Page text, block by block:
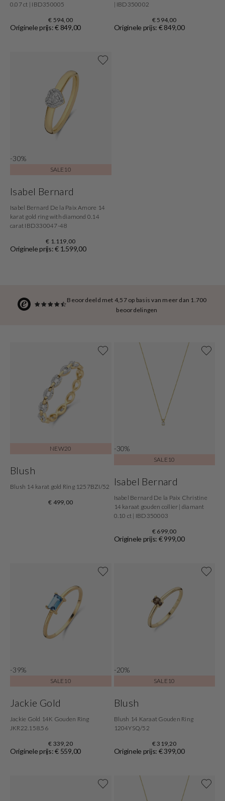
Beoordeeld met 4,57 op basis van meer dan 1.700
beoordelingen
0.07 ct | IBD350005
€ 594,00
Originele prijs: € 849,00
| IBD350002
€ 594,00
Originele prijs: € 849,00
-30%
SALE10
Isabel Bernard
Isabel Bernard De la Paix Amore 14
karat gold ring with diamond 0.14
carat IBD330047-48
€ 1.119,00
Originele prijs: € 1.599,00
NEW20
Blush
Blush 14 karat gold Ring 1257BZI/52
€ 499,00
-30%
SALE10
Isabel Bernard
Isabel Bernard De la Paix Christine
14 karaat gouden collier | diamant
0.10 ct | IBD350003
€ 699,00
Originele prijs: € 999,00
-39%
SALE10
Jackie Gold
Jackie Gold 14K Gouden Ring
JKR22.158.56
€ 339,20
Originele prijs: € 559,00
-20%
SALE10
Blush
Blush 14 Karaat Gouden Ring
1204YSQ/52
€ 319,20
Originele prijs: € 399,00